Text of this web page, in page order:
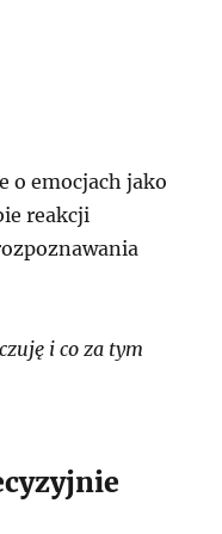
o emocjach jako
reakcji
i co za tym